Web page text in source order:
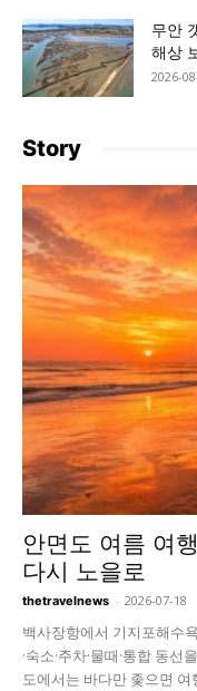
무안
해상
2026-
Story
안면도 여름 여
다시 노을로
thetravelnews - 2026-07-18
백사장항에서 기지포해수
·숙소·주차·물때·통합 동
도에서는 바다만 좇으면